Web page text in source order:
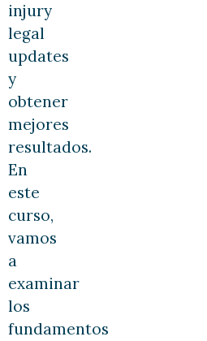
injury
legal
updates
y
obtener
mejores
resultados.
En
este
curso,
vamos
a
examinar
los
fundamentos